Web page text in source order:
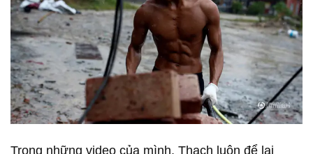
Trong những video của mình, Thạch luôn để lại